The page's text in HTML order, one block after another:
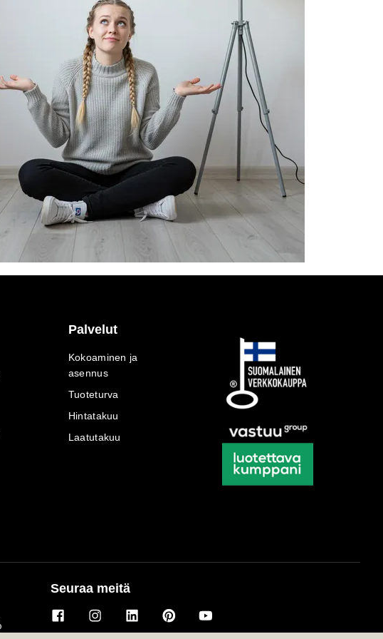
Palvelut
Kokoaminen ja
asennus
Tuoteturva
Hintatakuu
Laatutakuu
Seuraa meitä